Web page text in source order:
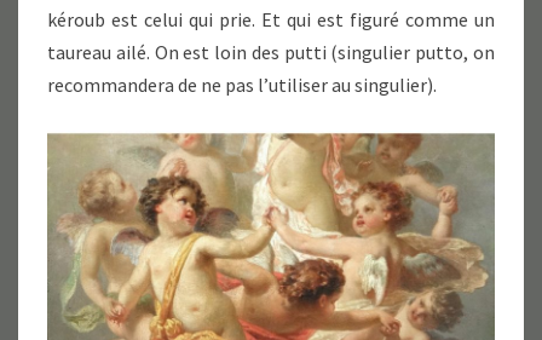
kéroub est celui qui prie. Et qui est figuré comme un
taureau ailé. On est loin des putti (singulier putto, on
recommandera de ne pas l’utiliser au singulier).